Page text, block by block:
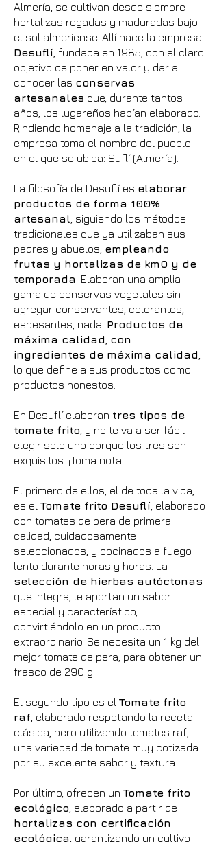
Almería, se cultivan desde siempre
hortalizas regadas y maduradas bajo
el sol almeriense. Allí nace la empresa
Desuflí , fundada en 1985, con el claro
objetivo de poner en valor y dar a
conocer las conservas
artesanales que, durante tantos
años, los lugareños habían elaborado.
Rindiendo homenaje a la tradición, la
empresa toma el nombre del pueblo
en el que se ubica: Suflí (Almería).
La filosofía de Desuflí es elaborar
productos de forma 100%
artesanal , siguiendo los métodos
tradicionales que ya utilizaban sus
padres y abuelos, empleando
frutas y hortalizas de km0 y de
temporada . Elaboran una amplia
gama de conservas vegetales sin
agregar conservantes, colorantes,
espesantes, nada. Productos de
máxima calidad con
ingredientes de máxima calidad
lo que define a sus productos como
productos honestos.
En Desuflí elaboran tres tipos de
tomate frito , y no te va a ser fácil
elegir solo uno porque los tres son
exquisitos. ¡Toma nota!
El primero de ellos, el de toda la vida,
es el Tomate frito Desuflí , elaborado
con tomates de pera de primera
calidad, cuidadosamente
seleccionados, y cocinados a fuego
lento durante horas y horas. La
selección de hierbas autóctonas
que integra, le aportan un sabor
especial y característico,
convirtiéndolo en un producto
extraordinario. Se necesita un 1 kg del
mejor tomate de pera, para obtener un
frasco de 290 g.
El segundo tipo es el Tomate frito
raf , elaborado respetando la receta
clásica, pero utilizando tomates raf;
una variedad de tomate muy cotizada
por su excelente sabor y textura.
Por último, ofrecen un Tomate frito
ecológico , elaborado a partir de
hortalizas con certificación
ecológica , garantizando un cultivo